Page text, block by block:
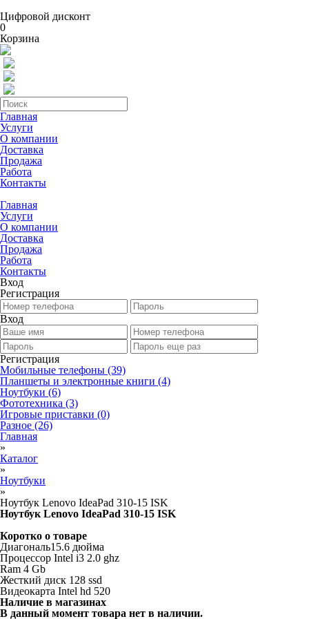
Цифровой дисконт
0
Корзина
Главная
Услуги
О компании
Доставка
Продажа
Работа
Контакты
Главная
Услуги
О компании
Доставка
Продажа
Работа
Контакты
Вход
Регистрация
Вход
Регистрация
Мобильные телефоны (39)
Планшеты и электронные книги (4)
Ноутбуки (6)
Фототехника (3)
Игровые приставки (0)
Разное (26)
Главная
»
Каталог
»
Ноутбуки
»
Ноутбук Lenovo IdeaPad 310-15 ISK
Ноутбук Lenovo IdeaPad 310-15 ISK
Коротко о товаре
Диагональ15.6 дюйма
Процессор Intel i3 2.0 ghz
Ram 4 Gb
Жесткий диск 128 ssd
Видеокарта Intel hd 520
Наличие в магазинах
В данный момент товара нет в наличии.